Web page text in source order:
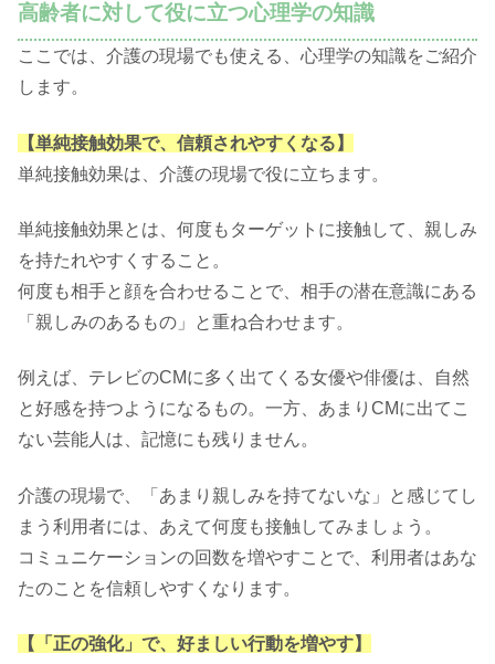
高齢者に対して役に立つ心理学の知識
ここでは、介護の現場でも使える、心理学の知識をご紹介
します。
【単純接触効果で、信頼されやすくなる】
単純接触効果は、介護の現場で役に立ちます。
単純接触効果とは、何度もターゲットに接触して、親しみ
を持たれやすくすること。
何度も相手と顔を合わせることで、相手の潜在意識にある
「親しみのあるもの」と重ね合わせます。
例えば、テレビのCMに多く出てくる女優や俳優は、自然
と好感を持つようになるもの。一方、あまりCMに出てこ
ない芸能人は、記憶にも残りません。
介護の現場で、「あまり親しみを持てないな」と感じてし
まう利用者には、あえて何度も接触してみましょう。
コミュニケーションの回数を増やすことで、利用者はあな
たのことを信頼しやすくなります。
【「正の強化」で、好ましい行動を増やす】